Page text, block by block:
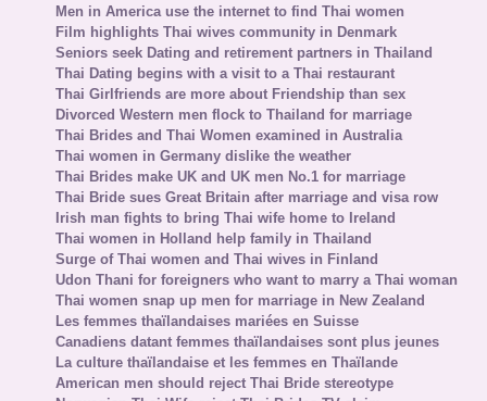
Men in America use the internet to find Thai women
Film highlights Thai wives community in Denmark
Seniors seek Dating and retirement partners in Thailand
Thai Dating begins with a visit to a Thai restaurant
Thai Girlfriends are more about Friendship than sex
Divorced Western men flock to Thailand for marriage
Thai Brides and Thai Women examined in Australia
Thai women in Germany dislike the weather
Thai Brides make UK and UK men No.1 for marriage
Thai Bride sues Great Britain after marriage and visa row
Irish man fights to bring Thai wife home to Ireland
Thai women in Holland help family in Thailand
Surge of Thai women and Thai wives in Finland
Udon Thani for foreigners who want to marry a Thai woman
Thai women snap up men for marriage in New Zealand
Les femmes thaïlandaises mariées en Suisse
Canadiens datant femmes thaïlandaises sont plus jeunes
La culture thaïlandaise et les femmes en Thaïlande
American men should reject Thai Bride stereotype